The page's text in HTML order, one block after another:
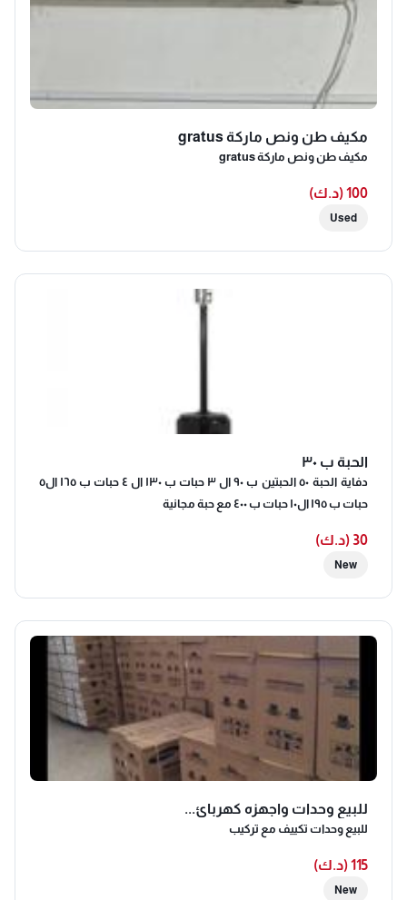
مكيف طن ونص ماركة gratus
مكيف طن ونص ماركة gratus
100 (د.ك)
Used
الحبة ب ٣٠
دفاية الحبة ٥٠ الحبتين ب ٩٠ ال ٣ حبات ب ١٣٠ ال ٤ حبات ب ١٦٥ ال٥
حبات ب ١٩٥ ال١٠ حبات ب ٤٠٠ مع حبة مجانية
30 (د.ك)
New
للبيع وحدات واجهزه كهربائ...
للبيع وحدات تكييف مع تركيب
115 (د.ك)
New